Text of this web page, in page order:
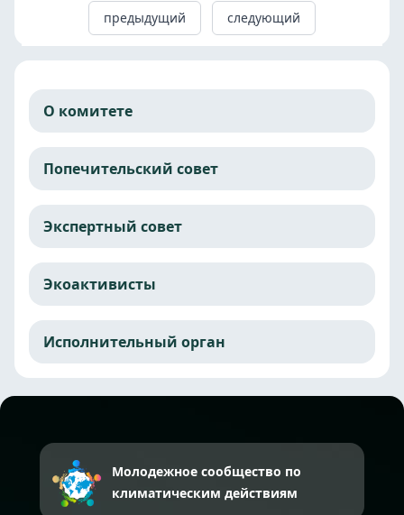
предыдущий следующий
О комитете
Попечительский совет
Экспертный совет
Экоактивисты
Исполнительный орган
Молодежное сообщество по
климатическим действиям